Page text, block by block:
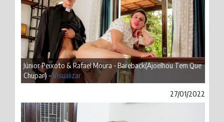
Júnior Peixoto & Rafael Moura - Bareback(Ajoelhou Tem Que
Chupar) -Visualizar
27/01/2022